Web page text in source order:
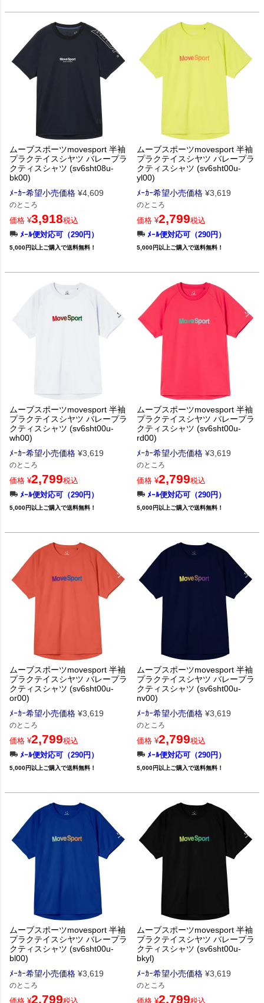
ムーブスポーツmovesport 半袖
プラクテイスシヤツ バレープラ
クティスシャツ (sv6sht08u-
bk00)
ﾒｰｶｰ希望小売価格 ¥4,609
のところ
価格 ¥3,918税込
ﾒｰﾙ便対応可（290円）
5,000円以上ご購入で送料無料！
ムーブスポーツmovesport 半袖
プラクテイスシヤツ バレープラ
クティスシャツ (sv6sht00u-
yl00)
ﾒｰｶｰ希望小売価格 ¥3,619
のところ
価格 ¥2,799税込
ﾒｰﾙ便対応可（290円）
5,000円以上ご購入で送料無料！
ムーブスポーツmovesport 半袖
プラクテイスシヤツ バレープラ
クティスシャツ (sv6sht00u-
wh00)
ﾒｰｶｰ希望小売価格 ¥3,619
のところ
価格 ¥2,799税込
ﾒｰﾙ便対応可（290円）
5,000円以上ご購入で送料無料！
ムーブスポーツmovesport 半袖
プラクテイスシヤツ バレープラ
クティスシャツ (sv6sht00u-
rd00)
ﾒｰｶｰ希望小売価格 ¥3,619
のところ
価格 ¥2,799税込
ﾒｰﾙ便対応可（290円）
5,000円以上ご購入で送料無料！
ムーブスポーツmovesport 半袖
プラクテイスシヤツ バレープラ
クティスシャツ (sv6sht00u-
or00)
ﾒｰｶｰ希望小売価格 ¥3,619
のところ
価格 ¥2,799税込
ﾒｰﾙ便対応可（290円）
5,000円以上ご購入で送料無料！
ムーブスポーツmovesport 半袖
プラクテイスシヤツ バレープラ
クティスシャツ (sv6sht00u-
nv00)
ﾒｰｶｰ希望小売価格 ¥3,619
のところ
価格 ¥2,799税込
ﾒｰﾙ便対応可（290円）
5,000円以上ご購入で送料無料！
ムーブスポーツmovesport 半袖
プラクテイスシヤツ バレープラ
クティスシャツ (sv6sht00u-
bl00)
ﾒｰｶｰ希望小売価格 ¥3,619
のところ
価格 ¥2,799税込
ムーブスポーツmovesport 半袖
プラクテイスシヤツ バレープラ
クティスシャツ (sv6sht00u-
bkyl)
ﾒｰｶｰ希望小売価格 ¥3,619
のところ
価格 ¥2,799税込